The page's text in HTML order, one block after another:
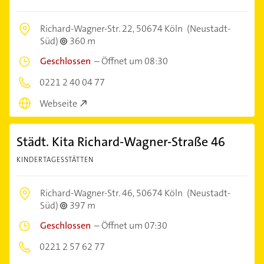
Richard-Wagner-Str. 22,50674 Köln (Neustadt-
Süd)
360 m
Geschlossen –Öffnet um 08:30
0221 2 40 04 77
Webseite
Städt. Kita Richard-Wagner-Straße 46
KINDERTAGESSTÄTTEN
Richard-Wagner-Str. 46,50674 Köln (Neustadt-
Süd)
397 m
Geschlossen –Öffnet um 07:30
0221 2 57 62 77